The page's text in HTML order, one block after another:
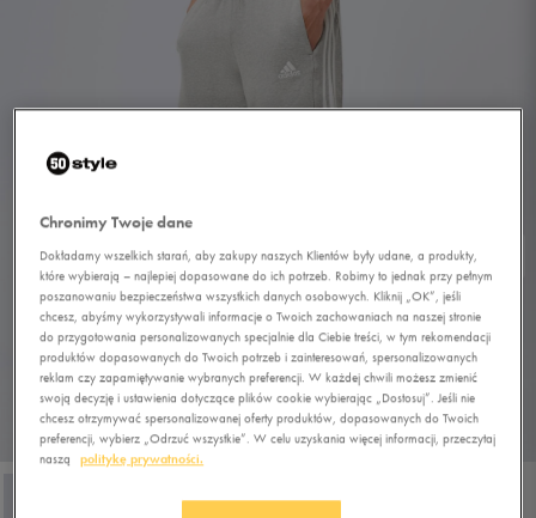
1/4
Chronimy Twoje dane
Dokładamy wszelkich starań, aby zakupy naszych Klientów były udane, a produkty,
które wybierają – najlepiej dopasowane do ich potrzeb. Robimy to jednak przy pełnym
poszanowaniu bezpieczeństwa wszystkich danych osobowych. Kliknij „OK”, jeśli
chcesz, abyśmy wykorzystywali informacje o Twoich zachowaniach na naszej stronie
do przygotowania personalizowanych specjalnie dla Ciebie treści, w tym rekomendacji
produktów dopasowanych do Twoich potrzeb i zainteresowań, spersonalizowanych
reklam czy zapamiętywanie wybranych preferencji. W każdej chwili możesz zmienić
swoją decyzję i ustawienia dotyczące plików cookie wybierając „Dostosuj”. Jeśli nie
chcesz otrzymywać spersonalizowanej oferty produktów, dopasowanych do Twoich
preferencji, wybierz „Odrzuć wszystkie”. W celu uzyskania więcej informacji, przeczytaj
naszą
politykę prywatności.